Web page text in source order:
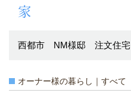
家
西都市 NM様邸 注文住宅
オーナー様の暮らし｜すべて